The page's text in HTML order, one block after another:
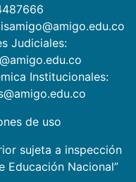
Judiciales:
Institucionales:
de uso
sujeta a inspección
Educación Nacional”